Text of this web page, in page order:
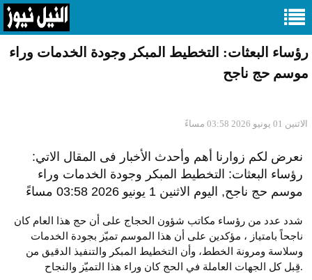
رؤساء البعثات: التخطيط المبكر وجودة الخدمات وراء
موسم حج ناجح
الاثنين 01 يونيو 2026 03:58 مساءً
نعرض لكم زوارنا أهم وأحدث الأخبار فى المقال الاتي:
رؤساء البعثات: التخطيط المبكر وجودة الخدمات وراء
موسم حج ناجح, اليوم الاثنين 1 يونيو 2026 03:58 مساءً
شدد عدد من رؤساء مكاتب شؤون الحجاج على أن حج هذا العام كان
ناجحاً بامتياز ، مؤكدين على أن هذا الموسم تميّز بجودة الخدمات
وسلاسة ومرونة الخطط، وأن التخطيط المبكر والتنفيذ الدقيق من
قِبل كل الجهات العاملة في الحج كان وراء هذا التميّز والنجاح.